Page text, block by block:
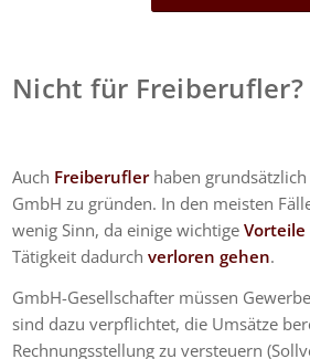
Nicht für Freiberufler?
Auch Freiberuflerhaben
GmbH zu gründen. In den meisten
wenig Sinn, da einige wichtigeVorteile
Tätigkeit dadurchverloren gehen.
GmbH-Gesellschafter müssen
sind dazu verpflichtet, die Umsätze
Rechnungsstellung zu versteuern